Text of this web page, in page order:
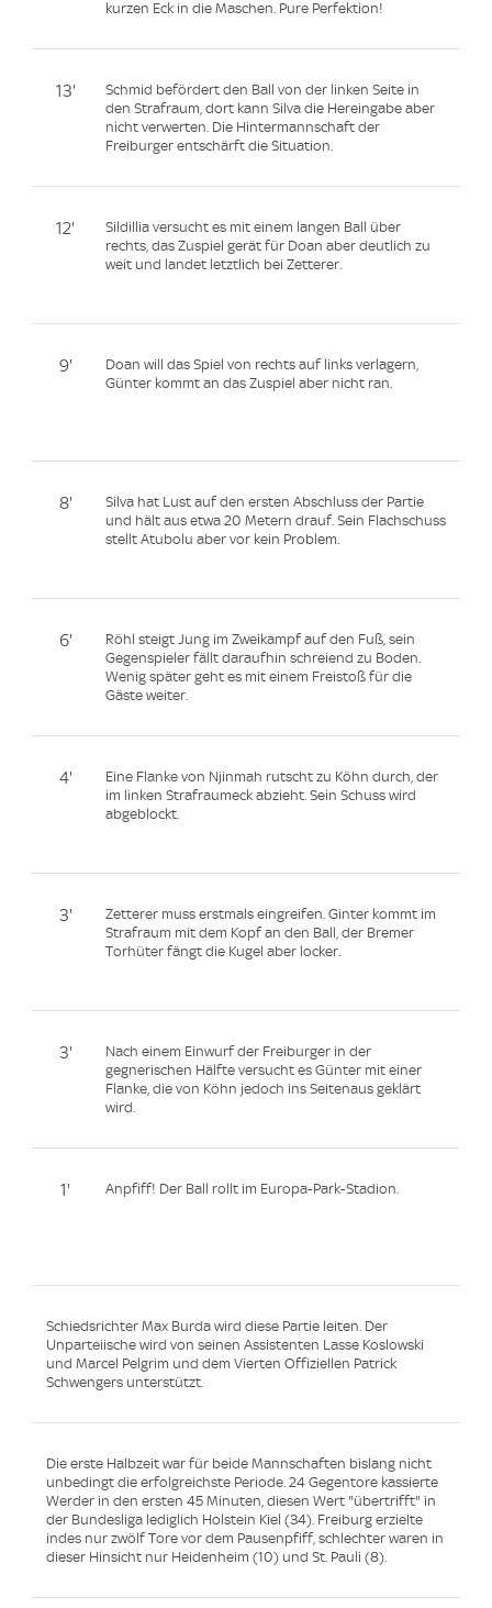
kurzen Eck in die Maschen. Pure Perfektion!
13'
Schmid befördert den Ball von der linken Seite in
den Strafraum, dort kann Silva die Hereingabe aber
nicht verwerten. Die Hintermannschaft der
Freiburger entschärft die Situation.
12'
Sildillia versucht es mit einem langen Ball über
rechts, das Zuspiel gerät für Doan aber deutlich zu
weit und landet letztlich bei Zetterer.
9'
Doan will das Spiel von rechts auf links verlagern,
Günter kommt an das Zuspiel aber nicht ran.
8'
Silva hat Lust auf den ersten Abschluss der Partie
und hält aus etwa 20 Metern drauf. Sein Flachschuss
stellt Atubolu aber vor kein Problem.
6'
Röhl steigt Jung im Zweikampf auf den Fuß, sein
Gegenspieler fällt daraufhin schreiend zu Boden.
Wenig später geht es mit einem Freistoß für die
Gäste weiter.
4'
Eine Flanke von Njinmah rutscht zu Köhn durch, der
im linken Strafraumeck abzieht. Sein Schuss wird
abgeblockt.
3'
Zetterer muss erstmals eingreifen. Ginter kommt im
Strafraum mit dem Kopf an den Ball, der Bremer
Torhüter fängt die Kugel aber locker.
3'
Nach einem Einwurf der Freiburger in der
gegnerischen Hälfte versucht es Günter mit einer
Flanke, die von Köhn jedoch ins Seitenaus geklärt
wird.
1' Anpfiff! Der Ball rollt im Europa-Park-Stadion.
Schiedsrichter Max Burda wird diese Partie leiten. Der
Unparteiische wird von seinen Assistenten Lasse Koslowski
und Marcel Pelgrim und dem Vierten Offiziellen Patrick
Schwengers unterstützt.
Die erste Halbzeit war für beide Mannschaften bislang nicht
unbedingt die erfolgreichste Periode. 24 Gegentore kassierte
Werder in den ersten 45 Minuten, diesen Wert "übertrifft" in
der Bundesliga lediglich Holstein Kiel (34). Freiburg erzielte
indes nur zwölf Tore vor dem Pausenpfiff, schlechter waren in
dieser Hinsicht nur Heidenheim (10) und St. Pauli (8).